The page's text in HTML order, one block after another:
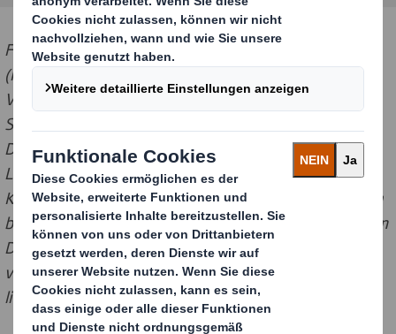
Foto: Uwe Streiber, Lead Verpackungsmanagement
(Mitte) und Alex Astanin, Junior Manager
Verpackungsmanagement (rechts), beide bei Zalando
SE, sind vom Re-Design der Verpackung begeistert.
Dank des Automatikbodens spart die optimierte
Lösung (rechts im Bild) gegenüber der alten
Krempelverpackung (links im Bild) wertvolle Sekunden
beim Aufrichten. Entwickelt wurde die Lösung von dem
Display- und Verpackungsstrategen DS Smith (hier
vertreten durch Key Account Manager Rainer Büttner,
links).